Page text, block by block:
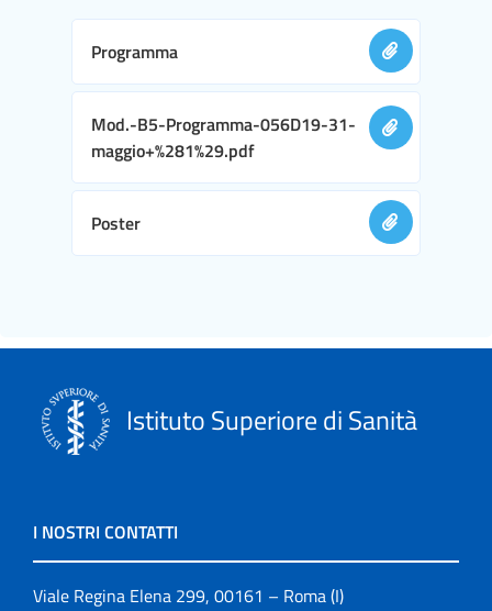
Programma
Mod.-B5-Programma-056D19-31-
maggio+%281%29.pdf
Poster
Istituto Superiore di Sanità
I NOSTRI CONTATTI
Viale Regina Elena 299, 00161 – Roma (I)